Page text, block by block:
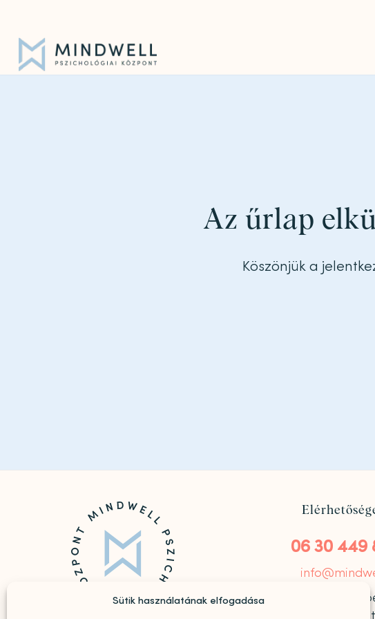
Sütik használatának elfogadása
Az űrlap
Köszönjük a
06 30 449
1122
Goldmark Károly